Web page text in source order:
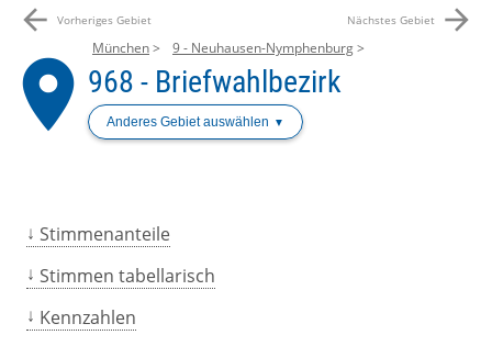
arrow_back Vorheriges Gebiet Nächstes Gebiet arrow_forward
place
München 9 - Neuhausen-Nymphenburg
968 - Briefwahlbezirk
Anderes Gebiet auswählen
Stimmenanteile
Stimmen tabellarisch
Kennzahlen